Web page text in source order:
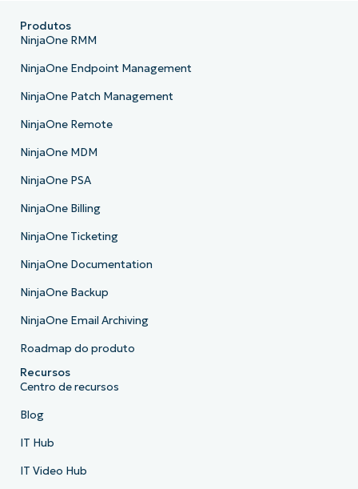
Produtos
NinjaOne RMM
NinjaOne Endpoint Management
NinjaOne Patch Management
NinjaOne Remote
NinjaOne MDM
NinjaOne PSA
NinjaOne Billing
NinjaOne Ticketing
NinjaOne Documentation
NinjaOne Backup
NinjaOne Email Archiving
Roadmap do produto
Recursos
Centro de recursos
Blog
IT Hub
IT Video Hub